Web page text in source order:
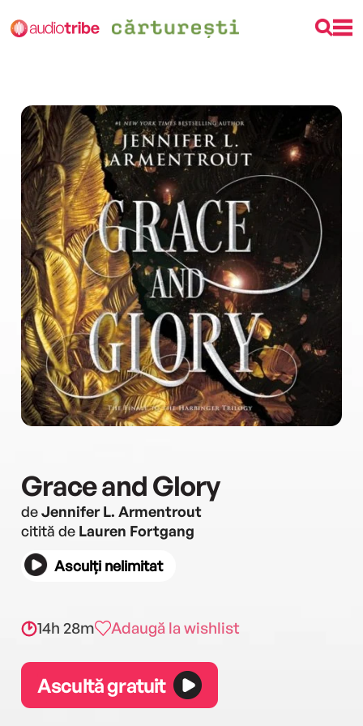
Grace and Glory
deJennifer L. Armentrout
citită de Lauren Fortgang
Asculți nelimitat
14h 28m Adaugă la wishlist
Ascultă gratuit